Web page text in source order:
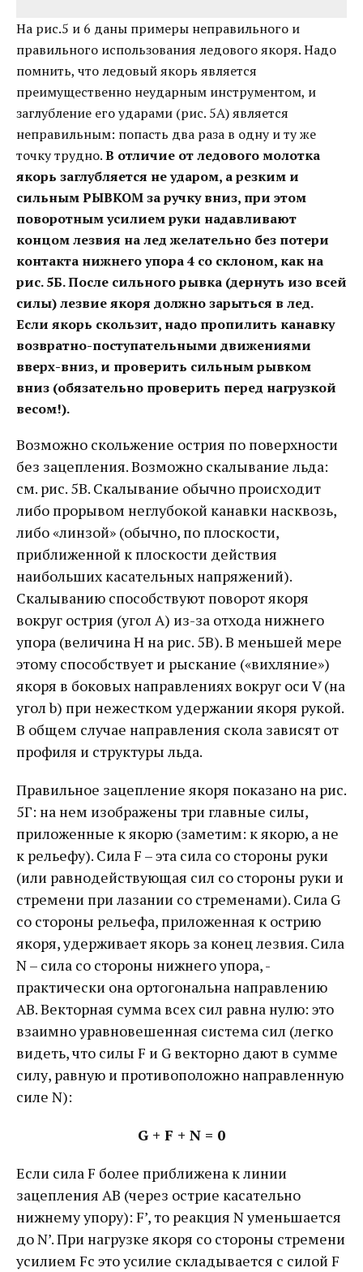
На рис.5 и 6 даны примеры неправильного и
правильного использования ледового якоря. Надо
помнить, что ледовый якорь является
преимущественно неударным инструментом, и
заглубление его ударами (рис. 5А) является
неправильным: попасть два раза в одну и ту же
точку трудно.В отличие от ледового молотка
якорь заглубляется не ударом, а резким и
сильным РЫВКОМ за ручку вниз, при этом
поворотным усилием руки надавливают
концом лезвия на лед желательно без потери
контакта нижнего упора 4 со склоном, как на
рис. 5Б. После сильного рывка (дернуть изо всей
силы) лезвие якоря должно зарыться в лед.
Если якорь скользит, надо пропилить канавку
возвратно-поступательными движениями
вверх-вниз, и проверить сильным рывком
вниз (обязательно проверить перед нагрузкой
весом!).
Возможно скольжение острия по поверхности
без зацепления. Возможно скалывание льда:
см. рис. 5В. Скалывание обычно происходит
либо прорывом неглубокой канавки насквозь,
либо «линзой» (обычно, по плоскости,
приближенной к плоскости действия
наибольших касательных напряжений).
Скалыванию способствуют поворот якоря
вокруг острия (угол A) из-за отхода нижнего
упора (величина H на рис. 5В). В меньшей мере
этому способствует и рыскание («вихляние»)
якоря в боковых направлениях вокруг оси V (на
угол b) при нежестком удержании якоря рукой.
В общем случае направления скола зависят от
профиля и структуры льда.
Правильное зацепление якоря показано на рис.
5Г: на нем изображены три главные силы,
приложенные к якорю (заметим: к якорю, а не
к рельефу). Сила F – эта сила со стороны руки
(или равнодействующая сил со стороны руки и
стремени при лазании со стременами). Сила G
со стороны рельефа, приложенная к острию
якоря, удерживает якорь за конец лезвия. Сила
N – сила со стороны нижнего упора, -
практически она ортогональна направлению
АВ. Векторная сумма всех сил равна нулю: это
взаимно уравновешенная система сил (легко
видеть, что силы F и G векторно дают в сумме
силу, равную и противоположно направленную
силе N):
G + F + N = 0
Если сила F более приближена к линии
зацепления АВ (через острие касательно
нижнему упору): F’, то реакция N уменьшается
до N’. При нагрузке якоря со стороны стремени
усилием Fc это усилие складывается с силой F